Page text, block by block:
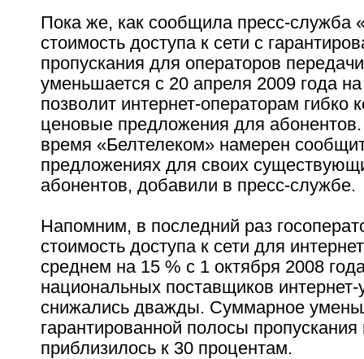
Пока же, как сообщила пресс-служба
стоимость доступа к сети с
пропускания для операторов
уменьшается с 20 апреля 2009 года
позволит интернет-операторам гибко
ценовые предложения для
время «Белтелеком» намерен
предложениях для своих
абонентов, добавили в пресс-службе.
Напомним, в последний раз
стоимость доступа к сети для
среднем на 15 % с 1 октября 2008
национальных поставщиков интернет-
снижались дважды. Суммарное
гарантированной полосы
приблизилось к 30 процентам.